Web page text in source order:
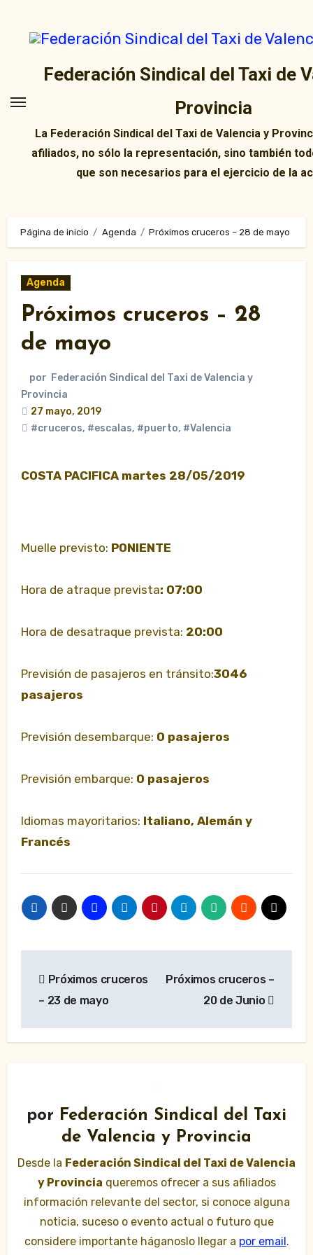
contenido
Federación Sindical del Taxi de
Provincia
La Federación Sindical del Taxi de Valencia y
afiliados, no sólo la representación, sino también
que son necesarios para el ejercicio de la
Página de inicio Agenda Próximos cruceros – 28 de mayo
Agenda
Próximos cruceros – 28
de mayo
por Federación Sindical del Taxi de Valencia y
Provincia
27 mayo, 2019
#cruceros, #escalas, #puerto, #Valencia
COSTA PACIFICA martes 28/05/2019
Muelle previsto: PONIENTE
Hora de atraque prevista: 07:00
Hora de desatraque prevista: 20:00
Previsión de pasajeros en tránsito:3046
pasajeros
Previsión desembarque: 0 pasajeros
Previsión embarque: 0 pasajeros
Idiomas mayoritarios: Italiano, Alemán y
Francés
Próximos cruceros
– 23 de mayo
Próximos cruceros –
20 de Junio
por Federación Sindical del Taxi
de Valencia y Provincia
Desde la Federación Sindical del Taxi de Valencia
y Provincia queremos ofrecer a sus afiliados
información relevante del sector, si conoce alguna
noticia, suceso o evento actual o futuro que
considere importante háganoslo llegar a por email.